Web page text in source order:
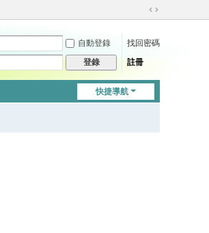
切
到
自動登錄
找回密碼
登錄 註冊
快捷導航